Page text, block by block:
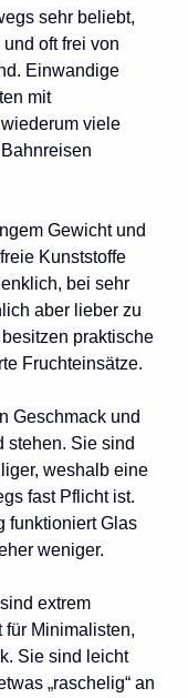
sehr beliebt,
oft frei von
Einwandige
mit
viele
Gewicht und
Kunststoffe
bei sehr
aber lieber zu
praktische
Fruchteinsätze.
Geschmack und
stehen. Sie sind
weshalb eine
fast Pflicht ist.
funktioniert Glas
weniger.
extrem
für Minimalisten,
Sie sind leicht
„raschelig“ an